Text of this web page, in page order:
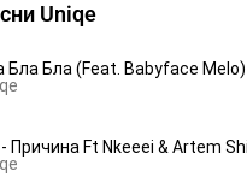
Uniqe
Бла Бла (Feat. Babyface
Причина Ft Nkeeei & Artem